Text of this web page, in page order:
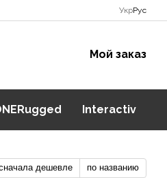
УкрРус
Мой заказ
Interactiv
дешевле по названию